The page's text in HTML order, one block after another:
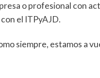
o profesional con
el ITPyAJD.
siempre, estamos a